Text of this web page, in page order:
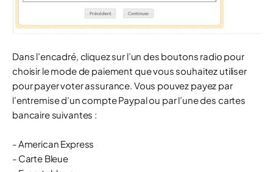
Dans l’encadré, cliquez sur l’un des boutons radio pour
choisir le mode de paiement que vous souhaitez utiliser
pour payer voter assurance. Vous pouvez payez par
l’entremise d’un compte Paypal ou par l’une des cartes
bancaire suivantes :
- American Express
- Carte Bleue